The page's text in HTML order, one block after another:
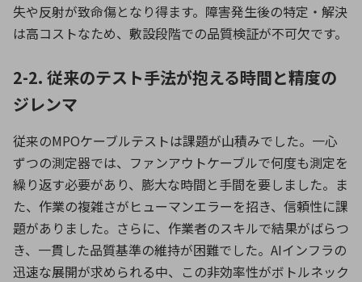
失や反射が致命傷となり得ます。障害発生後の特定・解決
は高コストなため、敷設段階での品質検証が不可欠です。
2-2. 従来のテスト手法が抱える時間と精度の
ジレンマ
従来のMPOケーブルテストは課題が山積みでした。一心
ずつの測定器では、ファンアウトケーブルで何度も測定を
繰り返す必要があり、膨大な時間と手間を要しました。ま
た、作業の複雑さがヒューマンエラーを招き、信頼性に課
題がありました。さらに、作業者のスキルで結果がばらつ
き、一貫した品質基準の維持が困難でした。AIインフラの
迅速な展開が求められる中、この非効率性がボトルネック